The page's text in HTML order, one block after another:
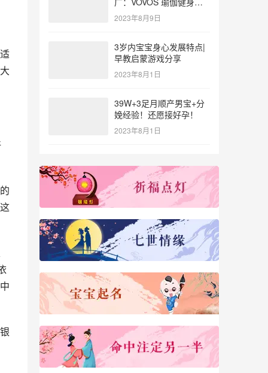
参与北体大专业普拉提教
练培训
2023年8月9日
3岁内宝宝身心发展特点|
早教启蒙游戏分享
2023年8月1日
39W+3足月顺产男宝+分
娩经验！还愿接好孕！
2023年8月1日